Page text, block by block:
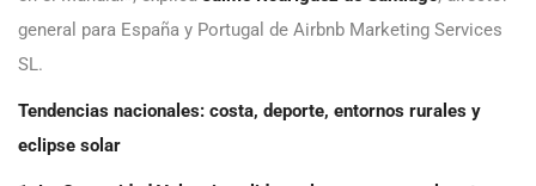
general para España y Portugal de Airbnb Marketing Services
SL.
Tendencias nacionales: costa, deporte, entornos rurales y
eclipse solar